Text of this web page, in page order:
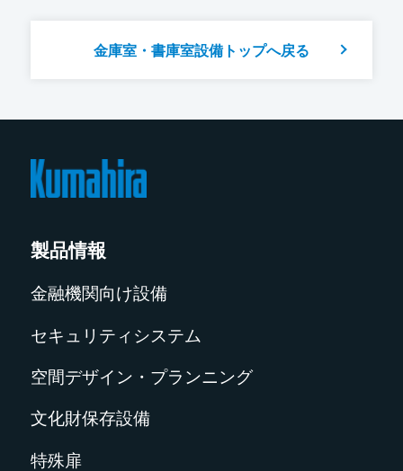
金庫室・書庫室設備トップへ戻る
製品情報
金融機関向け設備
セキュリティシステム
空間デザイン・プランニング
文化財保存設備
特殊扉